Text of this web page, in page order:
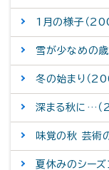
1月の様子（
雪が少なめの
冬の始まり（
深まる秋に…
味覚の秋 芸術
夏休みのシー